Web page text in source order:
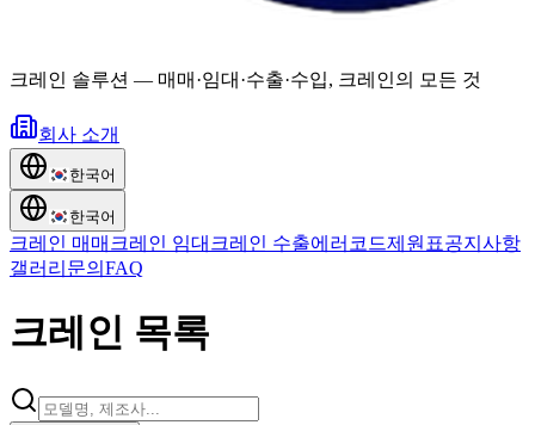
크레인 솔루션 — 매매·임대·수출·수입, 크레인의 모든 것
회사 소개
한국어
한국어
크레인 매매 크레인 임대 크레인 수출에러코드제원표공지사항
갤러리 문의 FAQ
크레인 목록